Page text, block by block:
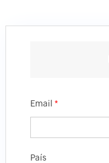
Email *
País